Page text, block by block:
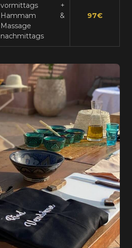
vormittags +
Hammam &
Massage
nachmittags
97€